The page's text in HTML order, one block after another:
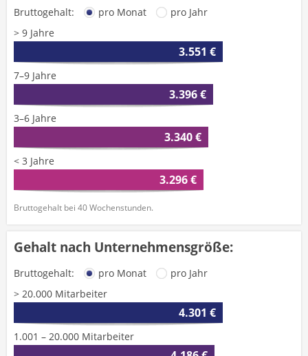
Bruttogehalt: pro Monat
pro Jahr
> 9 Jahre
3.551 €
7–9 Jahre
3.396 €
3–6 Jahre
3.340 €
< 3 Jahre
3.296 €
Bruttogehalt bei 40 Wochenstunden.
Gehalt nach Unternehmensgröße:
Bruttogehalt: pro Monat
pro Jahr
> 20.000 Mitarbeiter
4.301 €
1.001 – 20.000 Mitarbeiter